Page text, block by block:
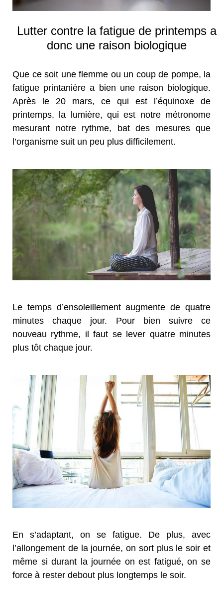
Lutter contre la fatigue de printemps a
donc une raison biologique
Que ce soit une flemme ou un coup de pompe, la
fatigue printanière a bien une raison biologique.
Après le 20 mars, ce qui est l’équinoxe de
printemps, la lumière, qui est notre métronome
mesurant notre rythme, bat des mesures que
l’organisme suit un peu plus difficilement.
Le temps d’ensoleillement augmente de quatre
minutes chaque jour. Pour bien suivre ce
nouveau rythme, il faut se lever quatre minutes
plus tôt chaque jour.
En s’adaptant, on se fatigue. De plus, avec
l’allongement de la journée, on sort plus le soir et
même si durant la journée on est fatigué, on se
force à rester debout plus longtemps le soir.